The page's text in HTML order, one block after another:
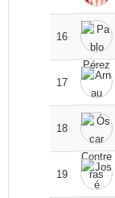
16
17
18
19